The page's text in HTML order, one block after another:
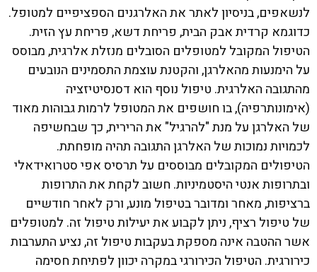
לנשאפים, בניסיון לאתר את האלרגנים הספציפיים למטופל.
כדוגמא קרדית אבק הבית, פריחת דשא, פריחת עץ הזית.
הטיפול המקובל למטופלים הסובלים מנזלת אלרגית, מבוסס
על הימנעות מהאלרגן, והקטנת עוצמת התסמינים הנובעים
מהתגובה האלרגית. טיפול נוסף הוא דסנסיטיזציה
(אימונותרפיה), בו חושפים את המטופל לרמות גבוהות מאוד
של האלרגן על מנת "להרגיל" את הרירית, כך שבחשיפה
לכמויות נמוכות של האלרגן התגובה תהיה מופחתת.
הטיפולים המקובלים מבוססים על תרסיס אפי סטרואידאלי
ובתרופות אנטי היסטמיניות. חשוב לקחת את התרופות
ברציפות, מאחר ומדובר בטיפול מונע, ורק לאחר חודשיים
של טיפול רציף, ניתן לקבוע את יעילות טיפול זה. למטופלים
אשר ההטבה אינה מספקת בעקבות טיפול זה, נציע התערבות
כירורגית. הטיפול הכירורגי במקרה יכוון לפתיחת חסימה